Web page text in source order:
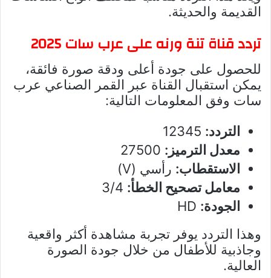
القديمة والحديثة.
تردد قناة تنة ورنه على عرب سات 2025
للحصول على جودة أعلى ودقة صورة فائقة،
يمكن استقبال القناة عبر القمر الصناعي عرب
سات وفق المعلومات التالية:
التردد:
معدل الترميز:
الاستقطاب: رأسي (V)
معامل تصحيح الخطأ:
الجودة:
وهذا التردد يوفر تجربة مشاهدة أكثر واقعية
وجاذبية للأطفال من خلال جودة الصورة
العالية.